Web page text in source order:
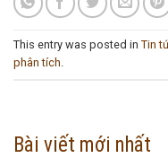
This entry was posted in Tin
phân tích.
Bài viết mới nhất